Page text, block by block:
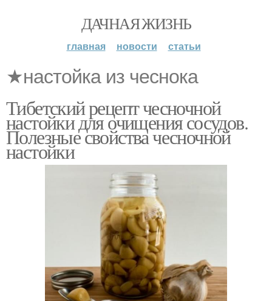
ДАЧНАЯ ЖИЗНЬ
главная новости статьи
★настойка из чеснока
Тибетский рецепт чесночной
настойки для очищения сосудов.
Полезные свойства чесночной
настойки